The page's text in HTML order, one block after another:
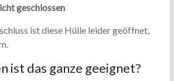
geschlossen
ist diese Hülle leider geöffnet,
ist das ganze geeignet?